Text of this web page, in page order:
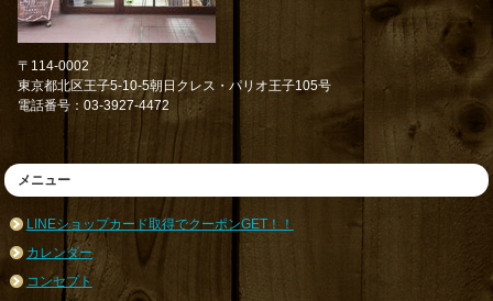
〒114-0002
東京都北区王子5-10-5朝日クレス・パリオ王子105号
電話番号：03-3927-4472
メニュー
LINEショップカード取得でクーポンGET！！
カレンダー
コンセプト